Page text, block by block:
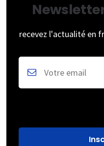
recevez l'actualité en